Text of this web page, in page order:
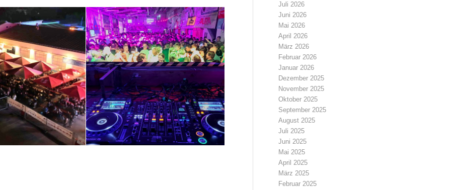
Juli 2026
Juni 2026
Mai 2026
April 2026
März 2026
Februar 2026
Januar 2026
Dezember 2025
November 2025
Oktober 2025
September 2025
August 2025
Juli 2025
Juni 2025
Mai 2025
April 2025
März 2025
Februar 2025